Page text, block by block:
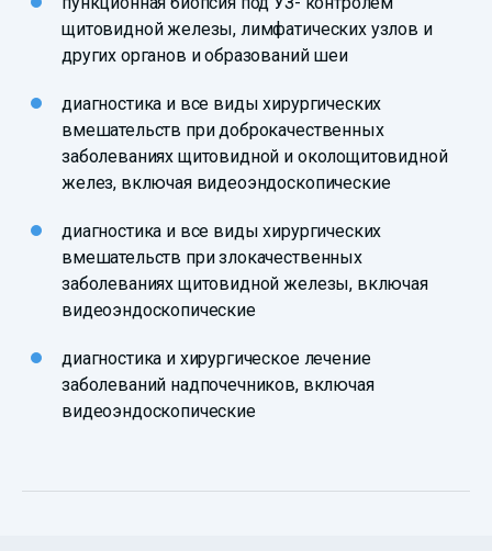
щитовидной железы, лимфатических узлов и
других органов и образований шеи
диагностика и все виды хирургических
вмешательств при доброкачественных
заболеваниях щитовидной и околощитовидной
желез, включая видеоэндоскопические
диагностика и все виды хирургических
вмешательств при злокачественных
заболеваниях щитовидной железы, включая
видеоэндоскопические
диагностика и хирургическое лечение
заболеваний надпочечников, включая
видеоэндоскопические